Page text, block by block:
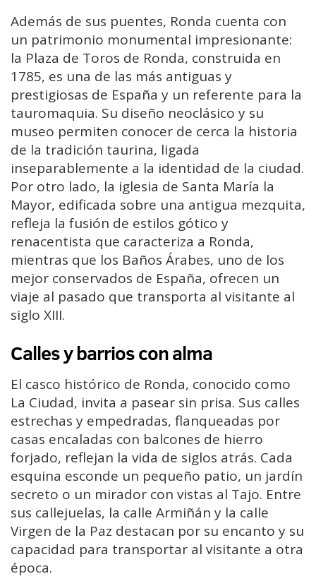
Además de sus puentes, Ronda cuenta con
un patrimonio monumental impresionante:
la Plaza de Toros de Ronda, construida en
1785, es una de las más antiguas y
prestigiosas de España y un referente para la
tauromaquia. Su diseño neoclásico y su
museo permiten conocer de cerca la historia
de la tradición taurina, ligada
inseparablemente a la identidad de la ciudad.
Por otro lado, la iglesia de Santa María la
Mayor, edificada sobre una antigua mezquita,
refleja la fusión de estilos gótico y
renacentista que caracteriza a Ronda,
mientras que los Baños Árabes, uno de los
mejor conservados de España, ofrecen un
viaje al pasado que transporta al visitante al
siglo XIII.
Calles y barrios con alma
El casco histórico de Ronda, conocido como
La Ciudad, invita a pasear sin prisa. Sus calles
estrechas y empedradas, flanqueadas por
casas encaladas con balcones de hierro
forjado, reflejan la vida de siglos atrás. Cada
esquina esconde un pequeño patio, un jardín
secreto o un mirador con vistas al Tajo. Entre
sus callejuelas, la calle Armiñán y la calle
Virgen de la Paz destacan por su encanto y su
capacidad para transportar al visitante a otra
época.